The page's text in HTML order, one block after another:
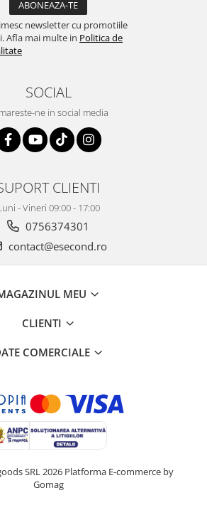
newsletter cu promotiile
Afla mai multe in Politica de
SOCIAL
ne in social media
CLIENTI
- Vineri 09:00 - 17:00
0756374301
contact@esecond.ro
MEU
CLIENTI
COMERCIALE
SRL 2026 Platforma E-commerce by
Gomag